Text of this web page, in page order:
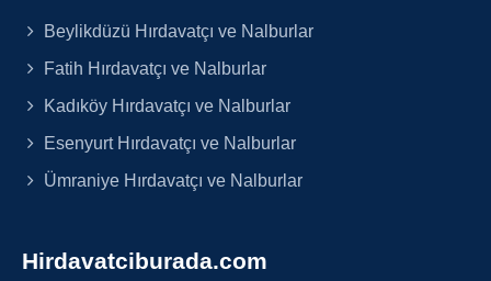
Beylikdüzü Hırdavatçı ve Nalburlar
Fatih Hırdavatçı ve Nalburlar
Kadıköy Hırdavatçı ve Nalburlar
Esenyurt Hırdavatçı ve Nalburlar
Ümraniye Hırdavatçı ve Nalburlar
Hirdavatciburada.com